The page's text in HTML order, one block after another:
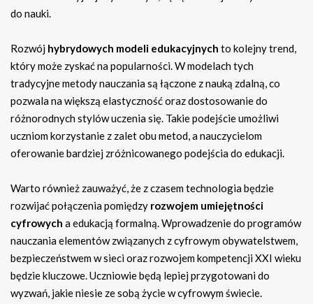
do nauki.
Rozwój hybrydowych modeli edukacyjnych to kolejny trend,
który może zyskać na popularności. W modelach tych
tradycyjne metody nauczania są łączone z nauką zdalną, co
pozwala na większą elastyczność oraz dostosowanie do
różnorodnych stylów uczenia się. Takie podejście umożliwi
uczniom korzystanie z zalet obu metod, a nauczycielom
oferowanie bardziej zróżnicowanego podejścia do edukacji.
Warto również zauważyć, że z czasem technologia będzie
rozwijać połączenia pomiędzy rozwojem umiejętności
cyfrowych a edukacją formalną. Wprowadzenie do programów
nauczania elementów związanych z cyfrowym obywatelstwem,
bezpieczeństwem w sieci oraz rozwojem kompetencji XXI wieku
będzie kluczowe. Uczniowie będą lepiej przygotowani do
wyzwań, jakie niesie ze sobą życie w cyfrowym świecie.